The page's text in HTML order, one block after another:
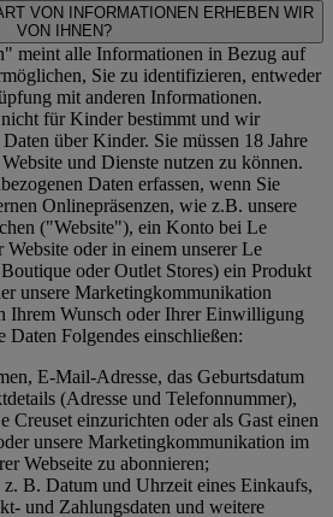
VON INFORMATIONEN ERHEBEN WIR
VON IHNEN?
meint alle Informationen in Bezug auf
Sie zu identifizieren, entweder
mit anderen Informationen.
für Kinder bestimmt und wir
über Kinder. Sie müssen 18 Jahre
und Dienste nutzen zu können.
Daten erfassen, wenn Sie
Onlinepräsenzen, wie z.B. unsere
("Website"), ein Konto bei Le
Website oder in einem unserer Le
oder Outlet Stores) ein Produkt
unsere Marketingkommunikation
Ihrem Wunsch oder Ihrer Einwilligung
Daten Folgendes einschließen:
E-Mail-Adresse, das Geburtsdatum
(Adresse und Telefonnummer),
Creuset einzurichten oder als Gast einen
unsere Marketingkommunikation im
Webseite zu abonnieren;
B. Datum und Uhrzeit eines Einkaufs,
und Zahlungsdaten und weitere